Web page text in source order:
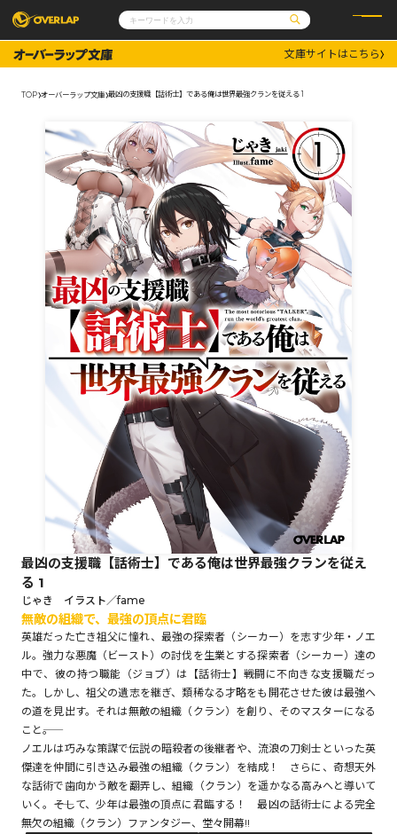
コミックガルド
コミッククリエ
文庫
ノベルス
コミックエッセイ
ポケットモンスター
アニメ
ゲーム
通販・NEWS
OVERLAP STORE
オーバーラップ広報室
企業
会社概要
採用情報
アクセス
オーバーラップホールディングス
お問い合わせはこちら
オーバーラップ文庫
オーバーラップノベルス
オーバーラップノベルスf
ロサージュノベルス
コミックガルド
コミックパルフェ
文庫サイトはこちら
TOP オーバーラップ文庫 最凶の支援職【話術士】である俺は世界最強クランを従える 1
最凶の支援職【話術士】である俺は世界最強クランを従え
る 1
じゃき イラスト／fame
無敵の組織で、最強の頂点に君臨
英雄だった亡き祖父に憧れ、最強の探索者（シーカー）を志す少年・ノエ
ル。強力な悪魔（ビースト）の討伐を生業とする探索者（シーカー）達の
中で、彼の持つ職能（ジョブ）は【話術士】――戦闘に不向きな支援職だっ
た。しかし、祖父の遺志を継ぎ、類稀なる才略をも開花させた彼は最強へ
の道を見出す。それは無敵の組織（クラン）を創り、そのマスターになる
こと――。
ノエルは巧みな策謀で伝説の暗殺者の後継者や、流浪の刀剣士といった英
傑達を仲間に引き込み最強の組織（クラン）を結成！ さらに、奇想天外
な話術で歯向かう敵を翻弄し、組織（クラン）を遥かなる高みへと導いて
いく。――そして、少年は最強の頂点に君臨する！ 最凶の話術士による完全
無欠の組織（クラン）ファンタジー、堂々開幕!!